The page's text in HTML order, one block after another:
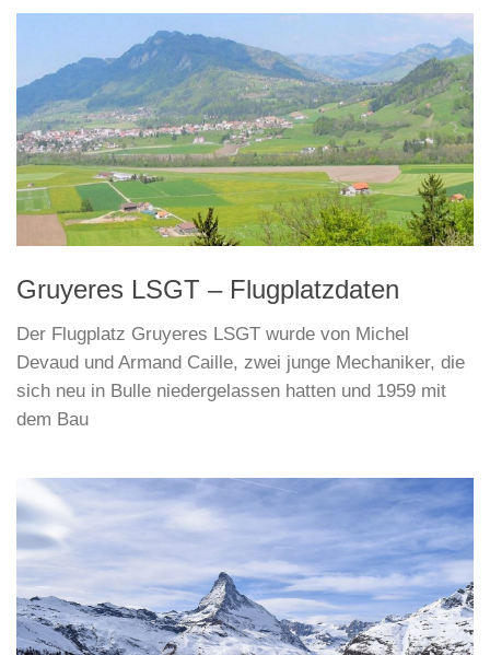
Gruyeres LSGT – Flugplatzdaten
Der Flugplatz Gruyeres LSGT wurde von Michel
Devaud und Armand Caille, zwei junge Mechaniker, die
sich neu in Bulle niedergelassen hatten und 1959 mit
dem Bau